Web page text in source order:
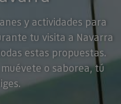
y actividades para
tu visita a Navarra
estas propuestas.
o saborea, tú